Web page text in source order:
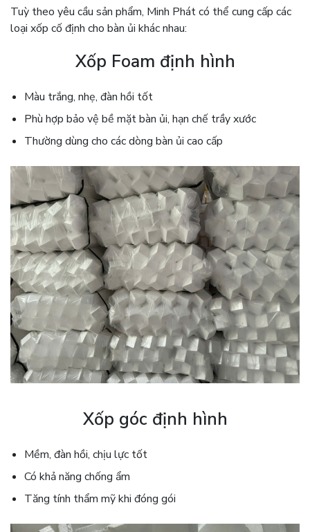
Tuỳ theo yêu cầu sản phẩm, Minh Phát có thể cung cấp các
loại xốp cố định cho bàn ủi khác nhau:
Xốp Foam định hình
Màu trắng, nhẹ, đàn hồi tốt
Phù hợp bảo vệ bề mặt bàn ủi, hạn chế trầy xước
Thường dùng cho các dòng bàn ủi cao cấp
Xốp góc định hình
Mềm, đàn hồi, chịu lực tốt
Có khả năng chống ẩm
Tăng tính thẩm mỹ khi đóng gói